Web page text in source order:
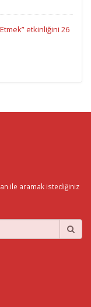
etkinliğini 26
ile aramak istediğiniz